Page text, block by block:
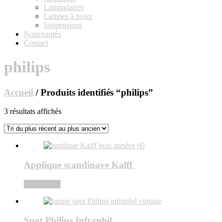
Lampadaires
Lampes à poser
Suspensions
Nouveautés
Contact
philips
Accueil / Produits identifiés “philips”
3 résultats affichésTrié
plus
au
ancien
Applique scandinave Kalff